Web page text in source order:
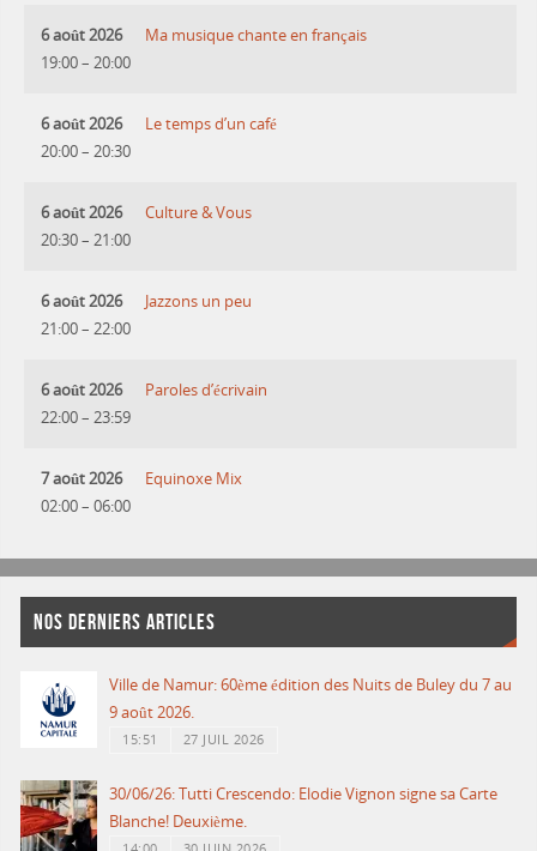
6 août 2026
19:00– 20:00
Ma musique chante en français
6 août 2026
20:00– 20:30
Le temps d’un café
6 août 2026
20:30– 21:00
Culture & Vous
6 août 2026
21:00– 22:00
Jazzons un peu
6 août 2026
22:00– 23:59
Paroles d’écrivain
7 août 2026
02:00– 06:00
Equinoxe Mix
NOS DERNIERS ARTICLES
Ville de Namur: 60ème édition des Nuits de Buley du 7 au
9 août 2026.
15:51 27 JUIL 2026
30/06/26: Tutti Crescendo: Elodie Vignon signe sa Carte
Blanche! Deuxième.